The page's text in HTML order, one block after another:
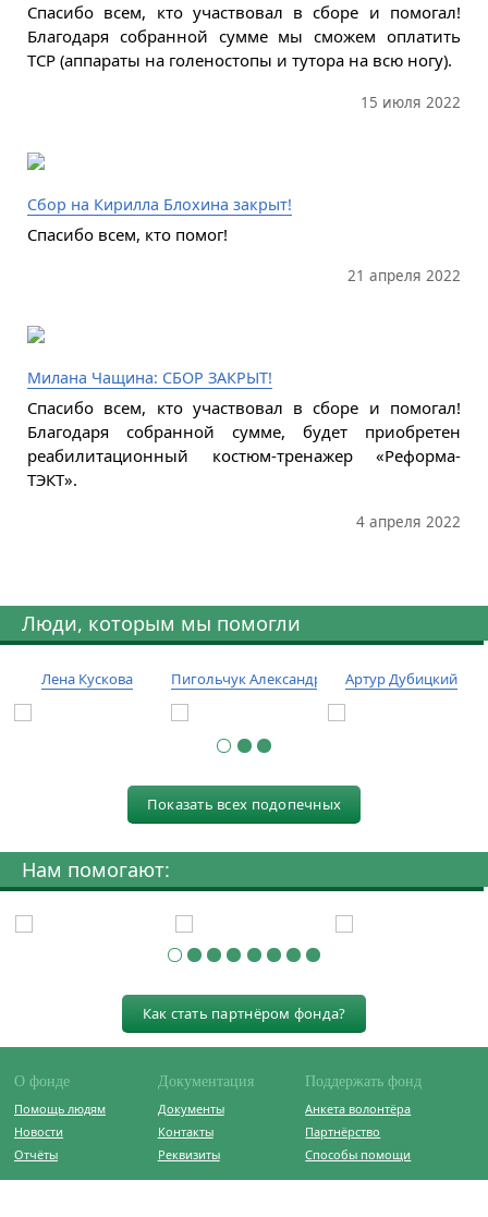
Спасибо всем, кто участвовал в сборе и помогал!
Благодаря собранной сумме мы сможем оплатить
ТСР (аппараты на голеностопы и тутора на всю ногу).
15 июля 2022
Сбор на Кирилла Блохина закрыт!
Спасибо всем, кто помог!
21 апреля 2022
Милана Чащина: СБОР ЗАКРЫТ!
Спасибо всем, кто участвовал в сборе и помогал!
Благодаря собранной сумме, будет приобретен
реабилитационный костюм-тренажер «Реформа-
ТЭКТ».
4 апреля 2022
Люди, которым мы помогли
Лена Кускова Пигольчук Александр Артур Дубицкий
Показать всех подопечных
Нам помогают:
Как стать партнёром фонда?
О фонде
Помощь людям
Новости
Отчёты
Документация
Документы
Контакты
Реквизиты
Поддержать фонд
Анкета волонтёра
Партнёрство
Способы помощи